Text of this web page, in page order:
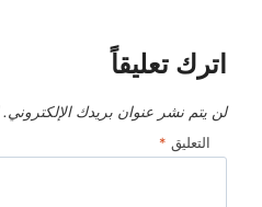
اترك تعليقاً
لن يتم نشر عنوان بريدك الإلكتروني.
التعليق *